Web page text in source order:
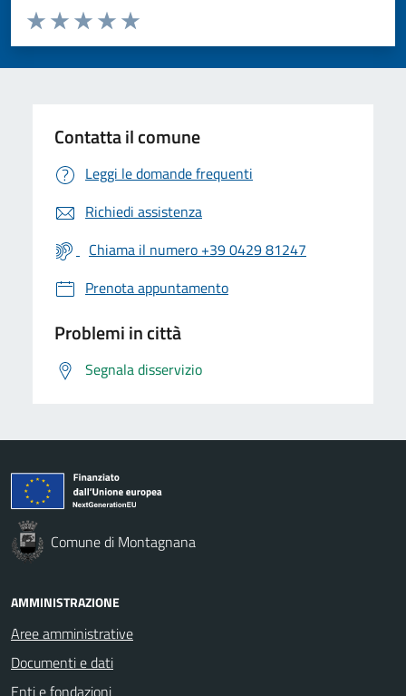
Valuta da 1 a 5 stelle la pagina
Valuta 5 stelle su 5
Valuta 4 stelle su 5
Valuta 3 stelle su 5
Valuta 2 stelle su 5
Valuta 1 stelle su 5
Contatta il comune
Leggi le domande frequenti
Richiedi assistenza
Chiama il numero +39 0429 81247
Prenota appuntamento
Problemi in città
Segnala disservizio
Comune di Montagnana
AMMINISTRAZIONE
Aree amministrative
Documenti e dati
Enti e fondazioni